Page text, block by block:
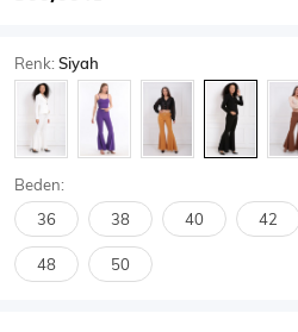
Body Atlet
SPOR GİYİM
Renk:Siyah
Beden:
36 38 40 42
48 50